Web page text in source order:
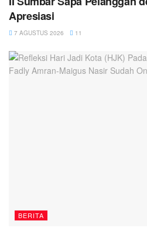
Apresiasi
7 AGUSTUS 2026 11
BERITA